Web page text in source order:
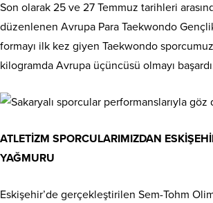
Son olarak 25 ve 27 Temmuz tarihleri
düzenlenen Avrupa Para Taekwondo
formayı ilk kez giyen Taekwondo
kilogramda Avrupa üçüncüsü olmayı
ATLETİZM SPORCULARIMIZDAN
YAĞMURU
Eskişehir’de gerçekleştirilen Sem-Tohm